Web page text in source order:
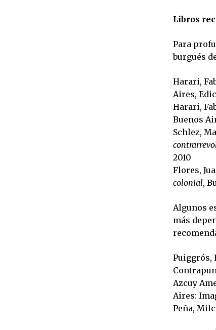
Libros
Para
burgués
Harari,
Aires,
Harari,
Buenos
Schlez,
2010
Flores,
colonial,
Algunos
más
Puiggrós,
Azcuy
Aires:
Peña,